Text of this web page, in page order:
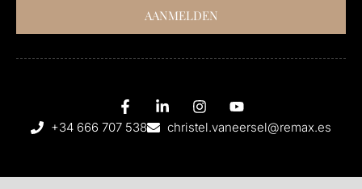
AANMELDEN
+34 666 707 538 christel.vaneersel@remax.es